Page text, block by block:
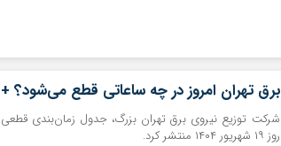
برق تهران امروز در چه ساعاتی قطع می‌شود؟
شرکت توزیع نیروی برق تهران بزرگ، جدول زمان‌بندی
روز ۱۹ شهریور ۱۴۰۴ منتشر کرد.